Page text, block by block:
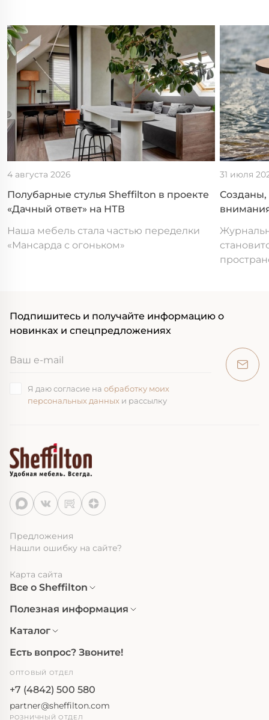
4 августа 2026
Полубарные стулья Sheffilton в проекте
«Дачный ответ» на НТВ
Наша мебель стала частью переделки
«Мансарда с огоньком»
31 июля
Созданы,
Подпишитесь и получайте информацию о
новинках и спецпредложениях
Я даю согласие на обработку моих
персональных данных и рассылку
Предложения
Нашли ошибку на сайте?
Карта сайта
Все о Sheffilton
Полезная информация
Каталог
Есть вопрос? Звоните!
ОПТОВЫЙ ОТДЕЛ
+7 (4842) 500 580
partner@sheffilton.com
РОЗНИЧНЫЙ ОТДЕЛ